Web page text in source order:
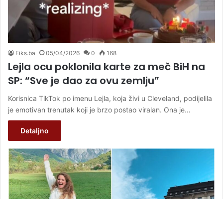
Fiks.ba 05/04/2026 0 168
Lejla ocu poklonila karte za meč BiH na
SP: “Sve je dao za ovu zemlju”
Korisnica TikTok po imenu Lejla, koja živi u Cleveland, podijelila
je emotivan trenutak koji je brzo postao viralan. Ona je…
Detaljno